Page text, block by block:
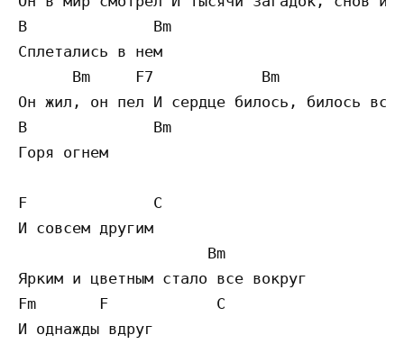
B              Bm
Сплетались в нем
Bm     F7            Bm
Он жил, он пел И сердце билось, билось все
B              Bm
Горя огнем
F              C
И совсем другим
Bm
Ярким и цветным стало все вокруг
Fm       F            C
И однажды вдруг